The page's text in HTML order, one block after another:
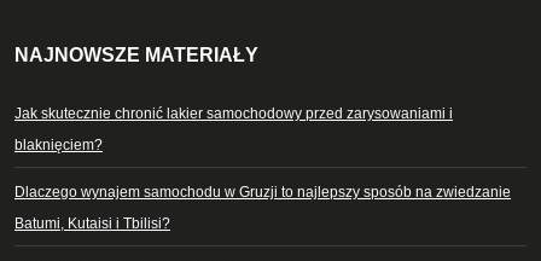
NAJNOWSZE MATERIAŁY
Jak skutecznie chronić lakier samochodowy przed zarysowaniami i
blaknięciem?
Dlaczego wynajem samochodu w Gruzji to najlepszy sposób na zwiedzanie
Batumi, Kutaisi i Tbilisi?